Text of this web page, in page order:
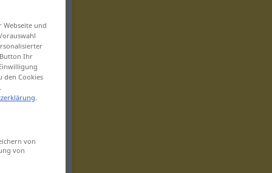
und
Ihr
den Cookies
.
von
von